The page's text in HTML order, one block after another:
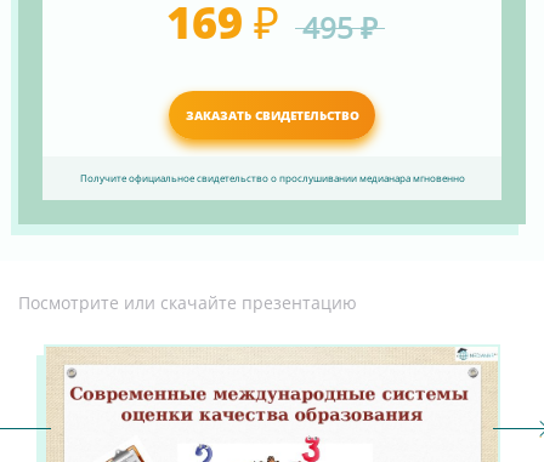
169 ₽ 495 ₽
ЗАКАЗАТЬ СВИДЕТЕЛЬСТВО
Получите официальное свидетельство о прослушивании медианара мгновенно
Посмотрите или скачайте презентацию